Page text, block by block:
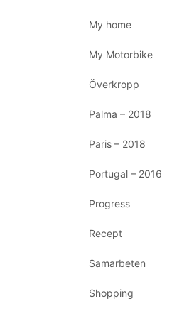
My home
My Motorbike
Överkropp
Palma – 2018
Paris – 2018
Portugal – 2016
Progress
Recept
Samarbeten
Shopping